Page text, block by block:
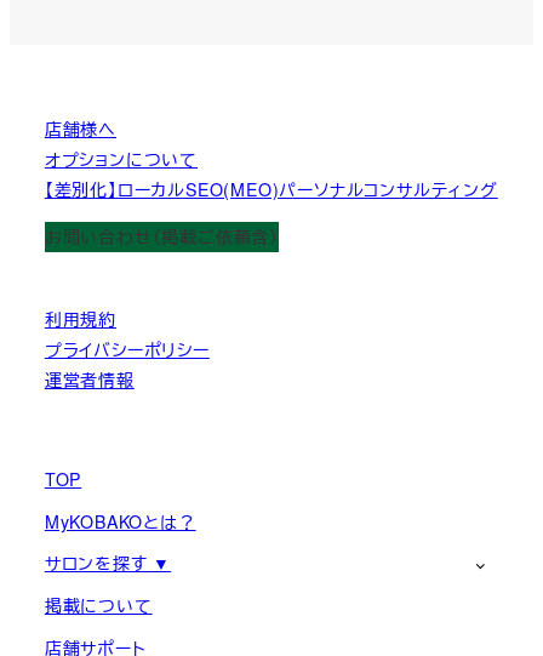
店舗様へ
オプションについて
【差別化】ローカルSEO(MEO)パーソナルコンサルティング
お問い合わせ（掲載ご依頼含）
利用規約
プライバシーポリシー
運営者情報
TOP
MyKOBAKOとは？
サロンを探す ▼
掲載について
店舗サポート